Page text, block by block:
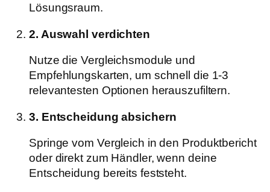
Lösungsraum.
2. Auswahl verdichten
Nutze die Vergleichsmodule und
Empfehlungskarten, um schnell die 1-3
relevantesten Optionen herauszufiltern.
3. Entscheidung absichern
Springe vom Vergleich in den Produktbericht
oder direkt zum Händler, wenn deine
Entscheidung bereits feststeht.